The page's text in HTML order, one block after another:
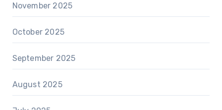
November 2025
October 2025
September 2025
August 2025